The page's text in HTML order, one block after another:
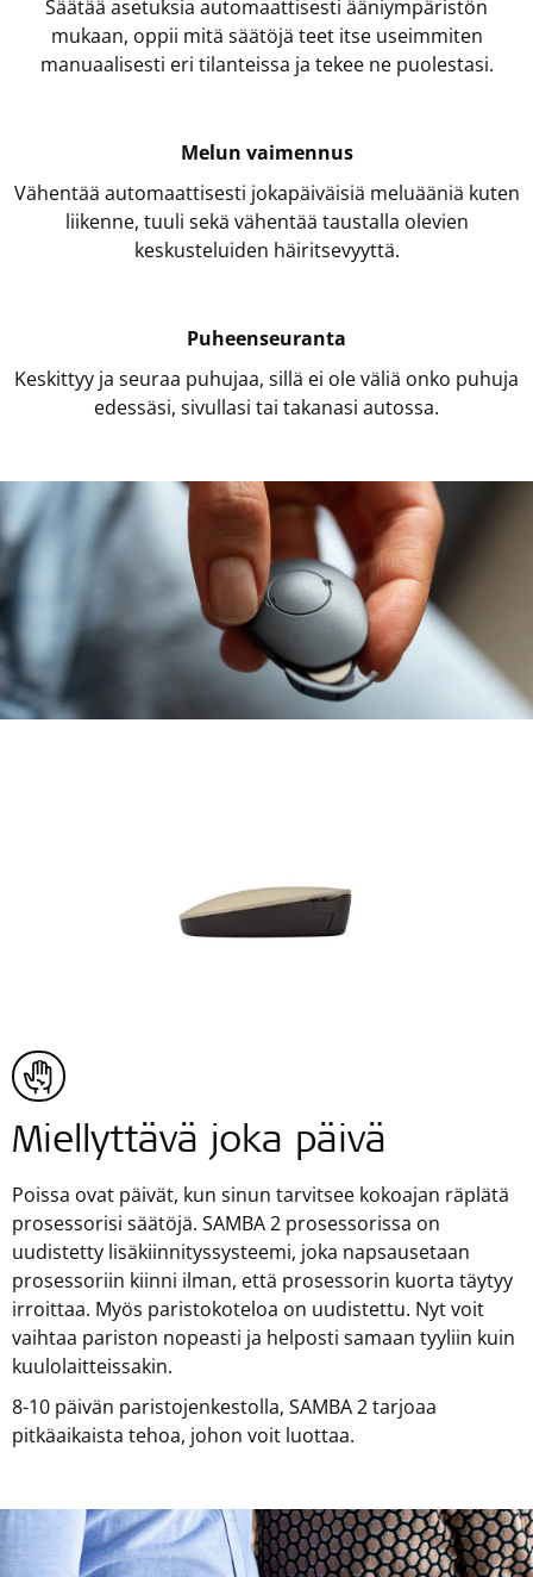
Säätää asetuksia automaattisesti ääniympäristön
mukaan, oppii mitä säätöjä teet itse useimmiten
manuaalisesti eri tilanteissa ja tekee ne puolestasi.
Melun vaimennus
Vähentää automaattisesti jokapäiväisiä meluääniä kuten
liikenne, tuuli sekä vähentää taustalla olevien
keskusteluiden häiritsevyyttä.
Puheenseuranta
Keskittyy ja seuraa puhujaa, sillä ei ole väliä onko puhuja
edessäsi, sivullasi tai takanasi autossa.
Miellyttävä joka päivä
Poissa ovat päivät, kun sinun tarvitsee kokoajan räplätä
prosessorisi säätöjä. SAMBA 2 prosessorissa on
uudistetty lisäkiinnityssysteemi, joka napsausetaan
prosessoriin kiinni ilman, että prosessorin kuorta täytyy
irroittaa. Myös paristokoteloa on uudistettu. Nyt voit
vaihtaa pariston nopeasti ja helposti samaan tyyliin kuin
kuulolaitteissakin.
8-10 päivän paristojenkestolla, SAMBA 2 tarjoaa
pitkäaikaista tehoa, johon voit luottaa.